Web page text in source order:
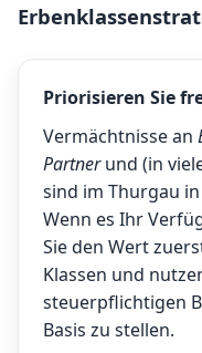
Priorisieren Sie
Vermächtnisse an
Partnerund (in
sind im Thurgau
Wenn es Ihr
Sie den Wert
Klassen und
steuerpflichtigen
Basis zu stellen.